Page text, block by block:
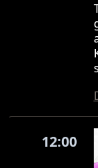
12:00